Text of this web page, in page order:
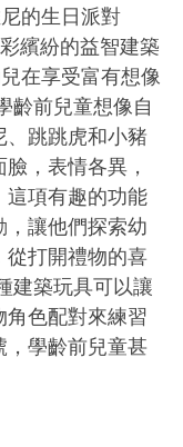
的生日派對
繽紛的益智建築
在享受富有想像
齡前兒童想像自
、跳跳虎和小豬
，表情各異，
這項有趣的功能
讓他們探索幼
從打開禮物的喜
建築玩具可以讓
色配對來練習
，學齡前兒童甚